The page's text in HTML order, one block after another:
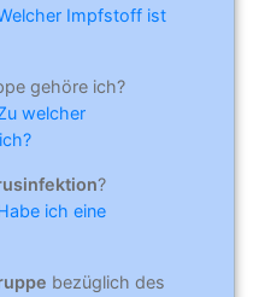
Impfstoff ist
gehöre ich?
welcher
?
ich eine
bezüglich des